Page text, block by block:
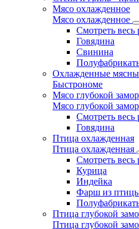
Мясо охлажденное
Мясо охлажденное
Смотреть весь
Говядина
Свинина
Охлажденные
Быстрономе
Мясо глубокой
Мясо глубокой
Смотреть весь
Говядина
Птица охлажденная
Птица охлажденная
Смотреть весь
Курица
Индейка
Фарш из
Птица глубокой
Птица глубокой